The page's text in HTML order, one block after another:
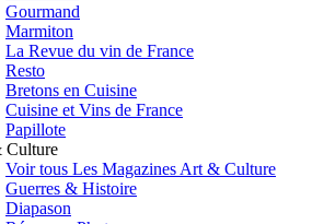
Gourmand
Marmiton
La Revue du vin de France
Resto
Bretons en Cuisine
Cuisine et Vins de France
Papillote
Culture
Voir tous Les Magazines Art & Culture
Guerres & Histoire
Diapason